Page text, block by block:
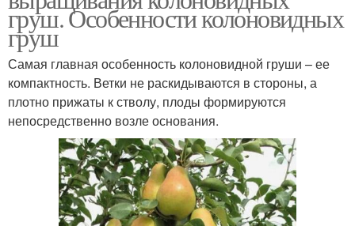
груш. Особенности колоновидных
груш
Самая главная особенность колоновидной груши – ее
компактность. Ветки не раскидываются в стороны, а
плотно прижаты к стволу, плоды формируются
непосредственно возле основания.